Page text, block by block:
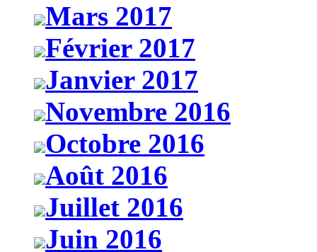
Mars 2017
Février 2017
Janvier 2017
Novembre 2016
Octobre 2016
Août 2016
Juillet 2016
Juin 2016